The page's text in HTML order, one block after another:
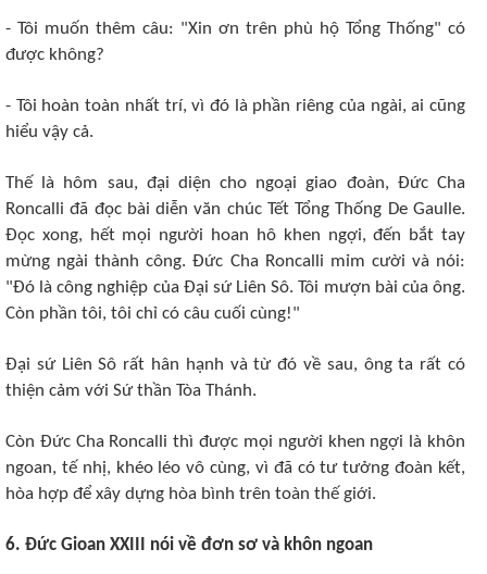
- Tôi muốn thêm câu: "Xin ơn trên phù hộ Tổng Thống" có
được không?
- Tôi hoàn toàn nhất trí, vì đó là phần riêng của ngài, ai cũng
hiểu vậy cả.
Thế là hôm sau, đại diện cho ngoại giao đoàn, Ðức Cha
Roncalli đã đọc bài diễn văn chúc Tết Tổng Thống De Gaulle.
Ðọc xong, hết mọi người hoan hô khen ngợi, đến bắt tay
mừng ngài thành công. Ðức Cha Roncalli mỉm cười và nói:
"Ðó là công nghiệp của Ðại sứ Liên Sô. Tôi mượn bài của ông.
Còn phần tôi, tôi chỉ có câu cuối cùng!"
Ðại sứ Liên Sô rất hân hạnh và từ đó về sau, ông ta rất có
thiện cảm với Sứ thần Tòa Thánh.
Còn Ðức Cha Roncalli thì được mọi người khen ngợi là khôn
ngoan, tế nhị, khéo léo vô cùng, vì đã có tư tưởng đoàn kết,
hòa hợp để xây dựng hòa bình trên toàn thế giới.
6. Ðức Gioan XXIII nói về đơn sơ và khôn ngoan